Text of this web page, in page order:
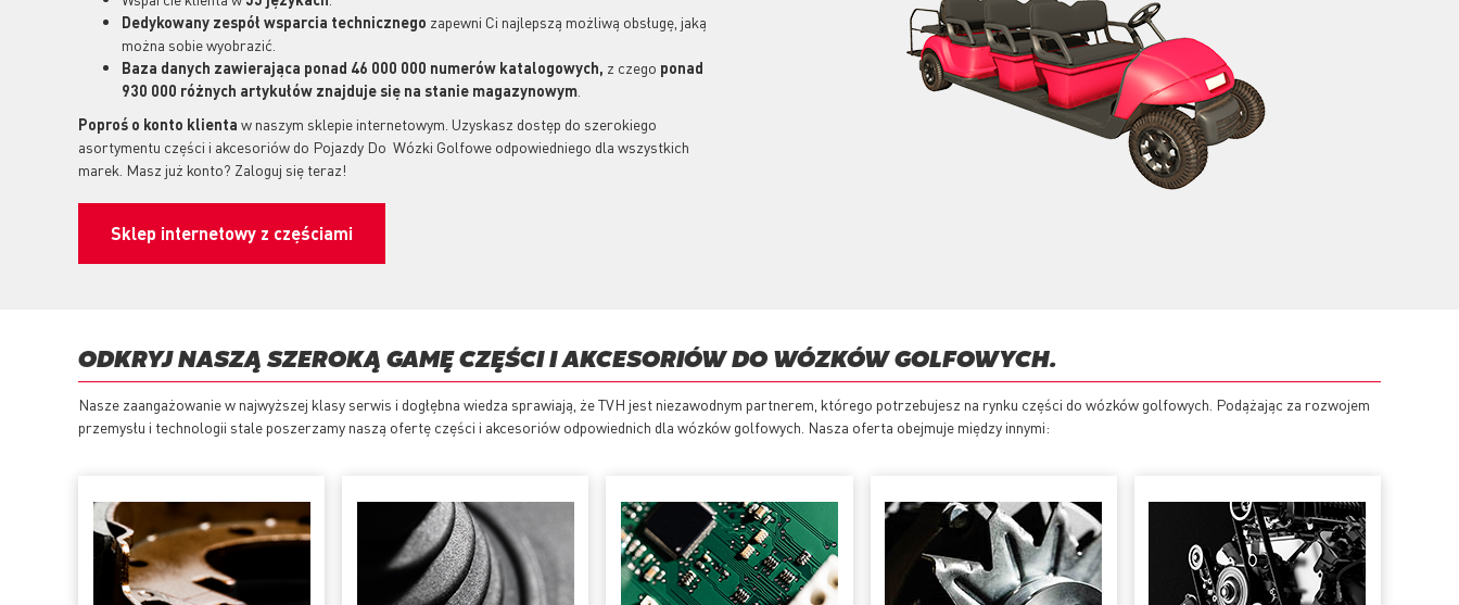
Dedykowany zespół wsparcia technicznego zapewni Ci najlepszą możliwą obsługę, jaką
można sobie wyobrazić.
Baza danych zawierająca ponad 46 000 000 numerów katalogowych, z czego ponad
930 000 różnych artykułów znajduje się na stanie magazynowym
Poproś o konto klienta w naszym sklepie internetowym. Uzyskasz dostęp do szerokiego
asortymentu części i akcesoriów do Pojazdy Do Wózki Golfowe odpowiedniego dla wszystkich
marek. Masz już konto? Zaloguj się teraz!
Sklep internetowy z częściami
ODKRYJ NASZĄ SZEROKĄ GAMĘ CZĘŚCI I AKCESORIÓW DO WÓZKÓW GOLFOWYCH.
Nasze zaangażowanie w najwyższej klasy serwis i dogłębna wiedza sprawiają, że TVH jest niezawodnym partnerem, którego potrzebujesz na rynku części do wózków golfowych. Podążając za rozwojem
przemysłu i technologii stale poszerzamy naszą ofertę części i akcesoriów odpowiednich dla wózków golfowych. Nasza oferta obejmuje między innymi: